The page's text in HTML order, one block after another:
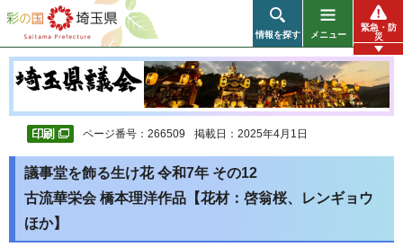
彩の国 埼玉県
情報を探す メニュー
緊急・防
災
ページ番号：266509 掲載日：2025年4月1日
議事堂を飾る生け花 令和7年 その12
古流華栄会 橋本理洋作品【花材：啓翁桜、レンギョウ
ほか】